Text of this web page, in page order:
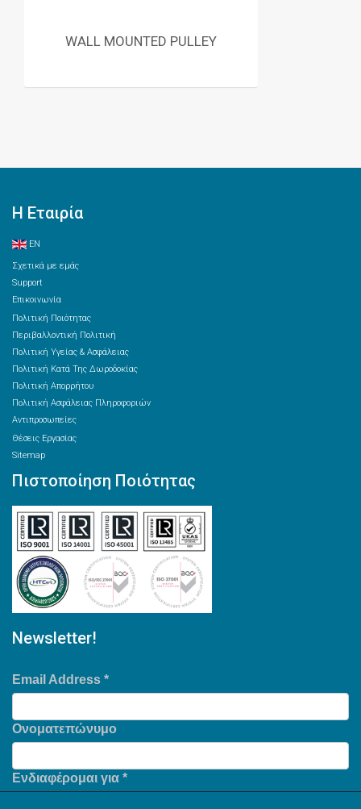
WALL MOUNTED PULLEY
Η Εταιρία
EN
Σχετικά με εμάς
Support
Επικοινωνία
Πολιτική Ποιότητας
Περιβαλλοντική Πολιτική
Πολιτική Υγείας & Ασφάλειας
Πολιτική Κατά Της Δωροδοκίας
Πολιτική Απορρήτου
Πολιτική Ασφάλειας Πληροφοριών
Αντιπροσωπείες
Θέσεις Εργασίας
Sitemap
Πιστοποίηση Ποιότητας
Newsletter!
Email Address *
Ονοματεπώνυμο
Ενδιαφέρομαι για *